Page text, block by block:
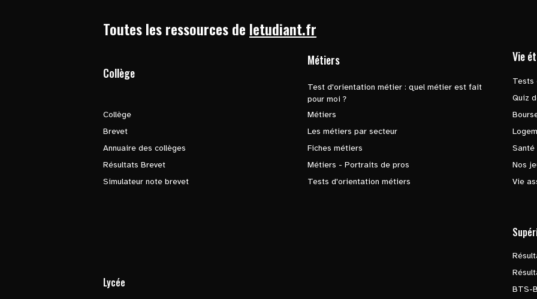
Toutes les ressources de letudiant.fr
Collège
Collège
Brevet
Annuaire des collèges
Résultats Brevet
Simulateur note brevet
Métiers
Test d'orientation métier : quel métier est fait
pour moi ?
Métiers
Les métiers par secteur
Fiches métiers
Métiers - Portraits de pros
Tests d'orientation métiers
Vie
Tests
Quiz
Santé
Nos
Vie
Lycée
BTS-